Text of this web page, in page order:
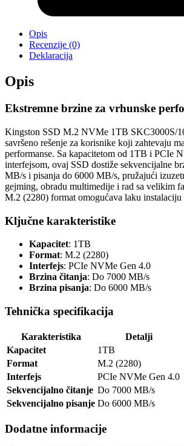
Opis
Recenzije (0)
Deklaracija
Opis
Ekstremne brzine za vrhunske
Kingston SSD M.2 NVMe 1TB SKC3000S/
savršeno rešenje za korisnike koji zahtevaju
performanse. Sa kapacitetom od 1TB i PCIe
interfejsom, ovaj SSD dostiže sekvencijalne
MB/s i pisanja do 6000 MB/s, pružajući
gejming, obradu multimedije i rad sa velikim
M.2 (2280) format omogućava laku instalaciju
Ključne karakteristike
Kapacitet: 1TB
Format: M.2 (2280)
Interfejs: PCIe NVMe Gen 4.0
Brzina čitanja: Do 7000 MB/s
Brzina pisanja: Do 6000 MB/s
Tehnička specifikacija
Karakteristika
Detalji
Kapacitet
1TB
Format
M.2 (2280)
Interfejs
PCIe NVMe Gen 4.0
Sekvencijalno čitanje Do 7000 MB/s
Sekvencijalno pisanje Do 6000 MB/s
Dodatne informacije